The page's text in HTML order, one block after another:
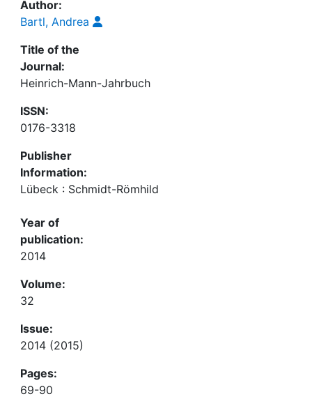
Author:
Bartl, Andrea
Title of the
Journal:
Heinrich-Mann-Jahrbuch
ISSN:
0176-3318
Publisher
Information:
Lübeck : Schmidt-Römhild
Year of
publication:
2014
Volume:
32
Issue:
2014 (2015)
Pages:
69-90